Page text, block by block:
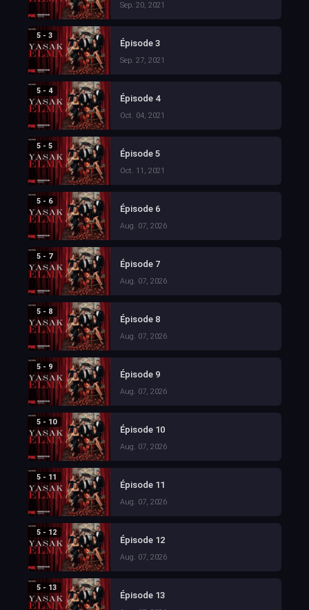
Sep. 20, 2021
5 - 3
Épisode 3
Sep. 27, 2021
5 - 4
Épisode 4
Oct. 04, 2021
5 - 5
Épisode 5
Oct. 11, 2021
5 - 6
Épisode 6
Aug. 07, 2026
5 - 7
Épisode 7
Aug. 07, 2026
5 - 8
Épisode 8
Aug. 07, 2026
5 - 9
Épisode 9
Aug. 07, 2026
5 - 10
Épisode 10
Aug. 07, 2026
5 - 11
Épisode 11
Aug. 07, 2026
5 - 12
Épisode 12
Aug. 07, 2026
5 - 13
Épisode 13